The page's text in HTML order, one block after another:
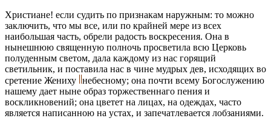
Христиане! если судить по признакам наружным: то можно
заключить, что мы все, или по крайней мере из всех
наибольшая часть, обрели радость воскресения. Она в
нынешнюю священную полночь просветила всю Церковь
полуденным светом, дала каждому из нас горящий
светильник, и поставила нас в чине мудрых дев, исходящих во
сретение Жениху небесному; она почти всему Богослужению
нашему дает ныне образ торжественнаго пения и
воскликновений; она цветет на лицах, на одеждах, часто
является написанною на устах, и запечатлевается лобзаниями.